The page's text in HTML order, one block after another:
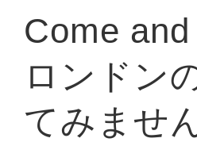
Come
ロンドン
てみませ